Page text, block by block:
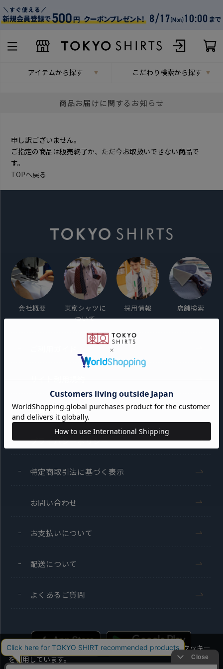
アイテムから探す こだわり検索から探す
商品お届けに関するお知らせ
申し訳ございません。
ご指定の商品は販売終了か、ただ今お取扱いできない商品で
す。
TOPへ戻る
会社概要
東京シャツに
ついて
採用情報 店舗検索
サイト利用規約
会員利用規約
プライバシーポリシー
特定商取引法に基づく表示
お問い合わせ
お支払いについて
配送について
よくあるご質問
当社のウェブサイトでは、お客様の利便性向上のためにクッキー
を利用しています。